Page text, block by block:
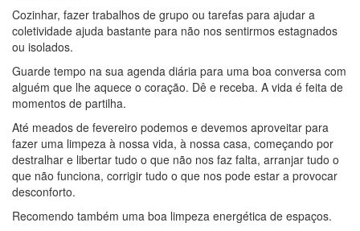
Cozinhar, fazer trabalhos de grupo ou tarefas para ajudar a
coletividade ajuda bastante para não nos sentirmos estagnados
ou isolados.
Guarde tempo na sua agenda diária para uma boa conversa com
alguém que lhe aquece o coração. Dê e receba. A vida é feita de
momentos de partilha.
Até meados de fevereiro podemos e devemos aproveitar para
fazer uma limpeza à nossa vida, à nossa casa, começando por
destralhar e libertar tudo o que não nos faz falta, arranjar tudo o
que não funciona, corrigir tudo o que nos pode estar a provocar
desconforto.
Recomendo também uma boa limpeza energética de espaços.